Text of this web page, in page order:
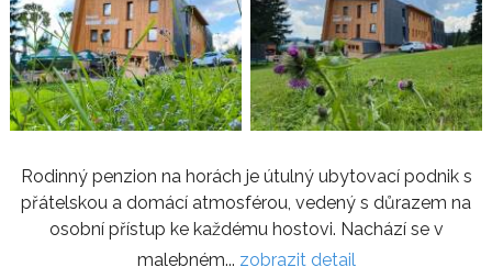
Rodinný penzion na horách je útulný ubytovací podnik s
přátelskou a domácí atmosférou, vedený s důrazem na
osobní přístup ke každému hostovi. Nachází se v
malebném... zobrazit detail